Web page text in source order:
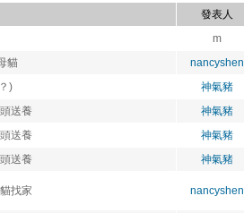
發表人
m
貓
nancyshen
)
神氣豬
送養
神氣豬
送養
神氣豬
送養
神氣豬
找家 nancyshen